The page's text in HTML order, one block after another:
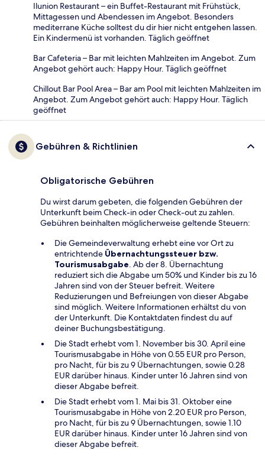
Ilunion Restaurant – ein Buffet-Restaurant mit Frühstück,
Mittagessen und Abendessen im Angebot. Besonders
mediterrane Küche solltest du dir hier nicht entgehen lassen.
Ein Kindermenü ist vorhanden. Täglich geöffnet
Bar Cafeteria – Bar mit leichten Mahlzeiten im Angebot. Zum
Angebot gehört auch: Happy Hour. Täglich geöffnet
Chillout Bar Pool Area – Bar am Pool mit leichten Mahlzeiten im
Angebot. Zum Angebot gehört auch: Happy Hour. Täglich
geöffnet
Gebühren & Richtlinien
Obligatorische Gebühren
Du wirst darum gebeten, die folgenden Gebühren der
Unterkunft beim Check-in oder Check-out zu zahlen.
Gebühren beinhalten möglicherweise geltende Steuern:
Die Gemeindeverwaltung erhebt eine vor Ort zu
entrichtende Übernachtungssteuer bzw.
Tourismusabgabe. Ab der 8. Übernachtung
reduziert sich die Abgabe um 50% und Kinder bis zu 16
Jahren sind von der Steuer befreit. Weitere
Reduzierungen und Befreiungen von dieser Abgabe
sind möglich. Weitere Informationen erhältst du von
der Unterkunft. Die Kontaktdaten findest du auf
deiner Buchungsbestätigung.
Die Stadt erhebt vom 1. November bis 30. April eine
Tourismusabgabe in Höhe von 0.55 EUR pro Person,
pro Nacht, für bis zu 9 Übernachtungen, sowie 0.28
EUR darüber hinaus. Kinder unter 16 Jahren sind von
dieser Abgabe befreit.
Die Stadt erhebt vom 1. Mai bis 31. Oktober eine
Tourismusabgabe in Höhe von 2.20 EUR pro Person,
pro Nacht, für bis zu 9 Übernachtungen, sowie 1.10
EUR darüber hinaus. Kinder unter 16 Jahren sind von
dieser Abgabe befreit.